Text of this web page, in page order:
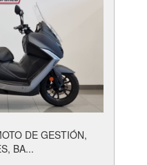
DE GESTIÓN,
BA...